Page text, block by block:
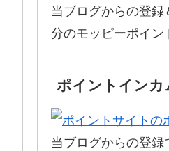
当ブログからの登
分のモッピーポイン
ポイントインカ
当ブログからの登録